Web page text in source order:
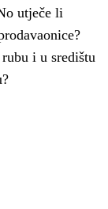
utječe li
i u središtu